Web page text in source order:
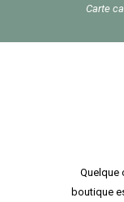
Carte
Quelque
boutique